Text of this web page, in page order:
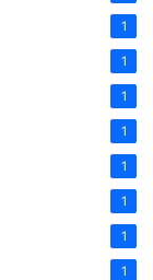
1
1
1
1
1
1
1
1